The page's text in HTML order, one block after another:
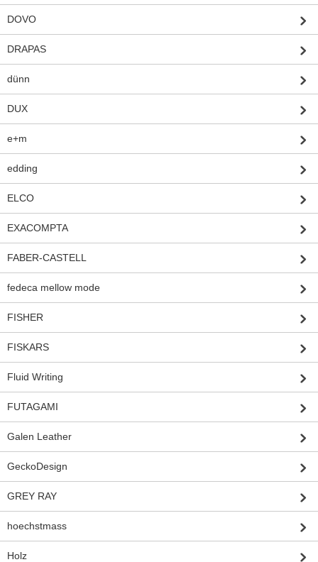
DOVO
DRAPAS
dünn
DUX
e+m
edding
ELCO
EXACOMPTA
FABER-CASTELL
fedeca mellow mode
FISHER
FISKARS
Fluid Writing
FUTAGAMI
Galen Leather
GeckoDesign
GREY RAY
hoechstmass
Holz